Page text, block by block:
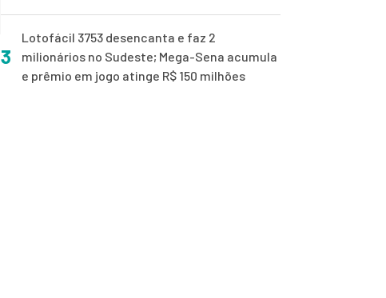
3
Lotofácil 3753 desencanta e faz 2
milionários no Sudeste; Mega-Sena acumula
e prêmio em jogo atinge R$ 150 milhões